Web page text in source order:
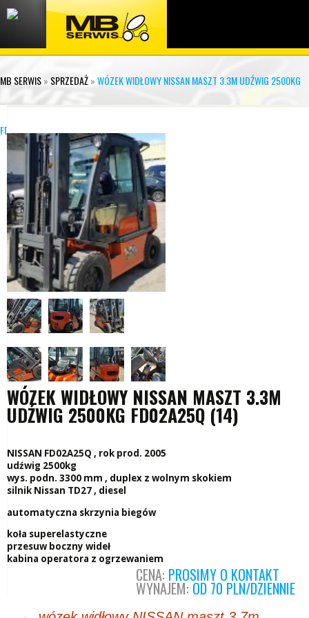
MB SERWIS» SPRZEDAŻ»WÓZEK WIDŁOWY NISSAN MASZT 3.3M UDŹWIG 2500KG
FD02A25Q (14)
WÓZEK WIDŁOWY NISSAN MASZT 3.3M
UDŹWIG 2500KG FD02A25Q (14)
NISSAN FD02A25Q , rok prod. 2005
udźwig 2500kg
wys. podn. 3300 mm , duplex z wolnym skokiem
silnik Nissan TD27 , diesel
automatyczna skrzynia biegów
koła superelastyczne
przesuw boczny wideł
kabina operatora z ogrzewaniem
CENA: PROSIMY O KONTAKT
WYNAJEM: OD 70 PLN/DZIENNIE